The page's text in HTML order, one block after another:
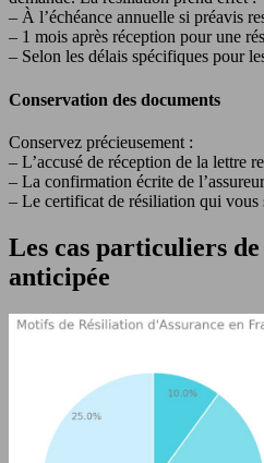
– À l’échéance annuelle si préavis
– 1 mois après réception pour une
– Selon les délais spécifiques pour
Conservation des documents
Conservez précieusement :
– L’accusé de réception de la lettre
– La confirmation écrite de l’assureur
– Le certificat de résiliation qui vous
Les cas particuliers
anticipée